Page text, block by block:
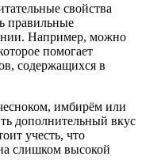
свойства
правильные
Например, можно
помогает
содержащихся в
имбирём или
дополнительный вкус
учесть, что
слишком высокой